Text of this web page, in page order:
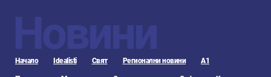
Новини
Начало Idealisti Свят Регионални новини А1